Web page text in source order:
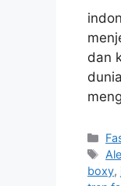
dan
boxy,